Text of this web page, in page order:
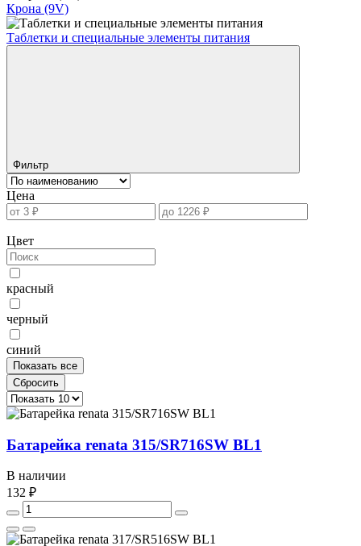
Крона (9V)
Таблетки и специальные элементы питания
Фильтр
Цена
Цвет
красный
черный
синий
Показать все
Сбросить
Батарейка renata 315/SR716SW BL1
В наличии
132 ₽